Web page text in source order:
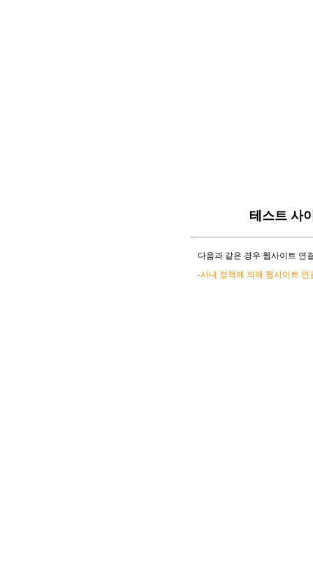
테스트 사
다음과 같은 경우 웹사이트 연
-사내 정책에 의해 웹사이트